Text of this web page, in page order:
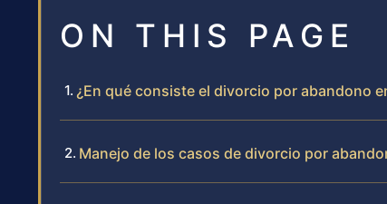
ON THIS PAGE
¿En qué consiste el divorcio por abandono
Manejo de los casos de divorcio por